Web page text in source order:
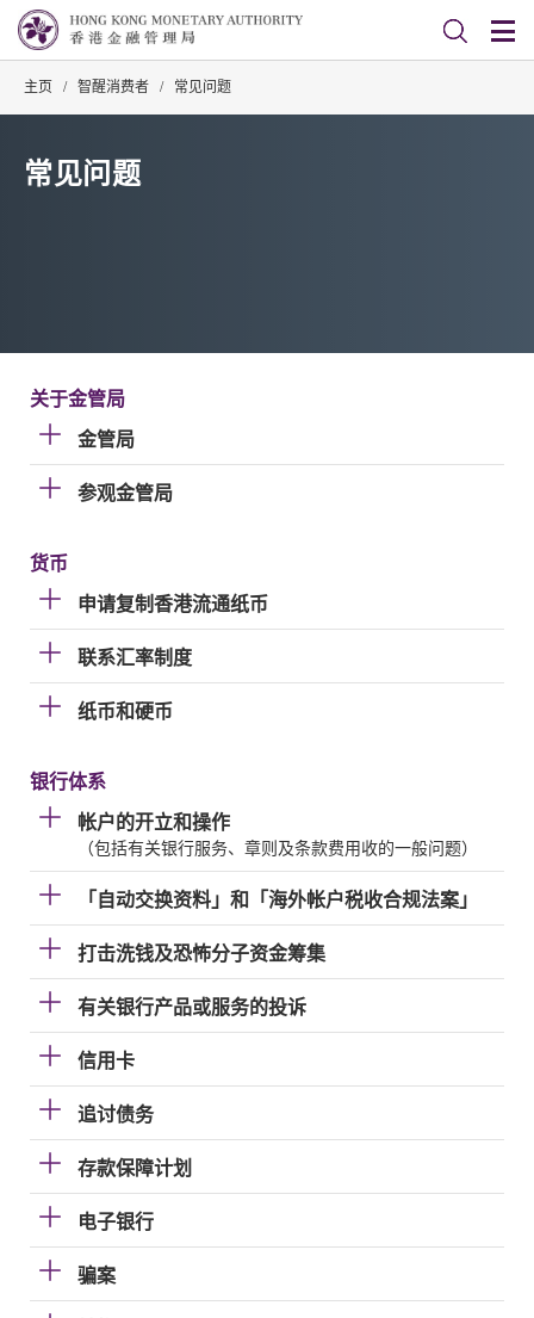
主页 / 智醒消费者 / 常见问题
常见问题
关于金管局
金管局
参观金管局
货币
申请复制香港流通纸币
联系汇率制度
纸币和硬币
银行体系
帐户的开立和操作
（包括有关银行服务、章则及条款费用收的一般问题）
「自动交换资料」和「海外帐户税收合规法案」
打击洗钱及恐怖分子资金筹集
有关银行产品或服务的投诉
信用卡
追讨债务
存款保障计划
电子银行
骗案